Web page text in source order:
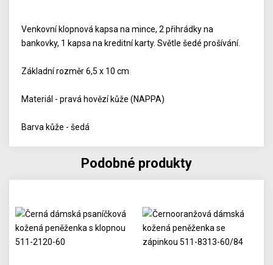
Venkovní klopnová kapsa na mince, 2 přihrádky na
bankovky, 1 kapsa na kreditní karty. Světle šedé prošívání.
Základní rozměr 6,5 x 10 cm
Materiál - pravá hovězí kůže (NAPPA)
Barva kůže - šedá
Podobné produkty